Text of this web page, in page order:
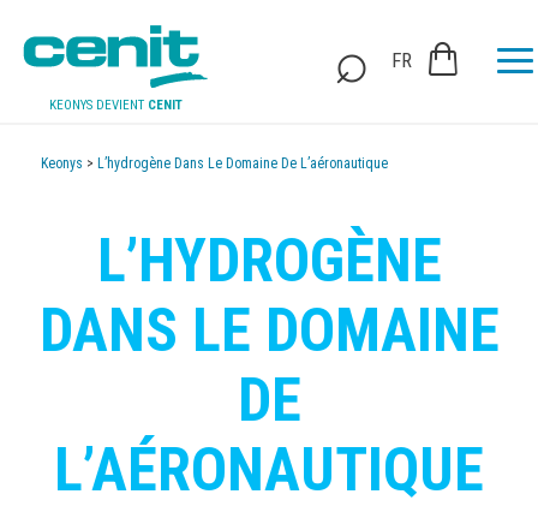
KEONYS DEVIENT CENIT
FR
Keonys > L’hydrogène Dans Le Domaine De L’aéronautique
L’HYDROGÈNE
DANS LE DOMAINE
DE
L’AÉRONAUTIQUE